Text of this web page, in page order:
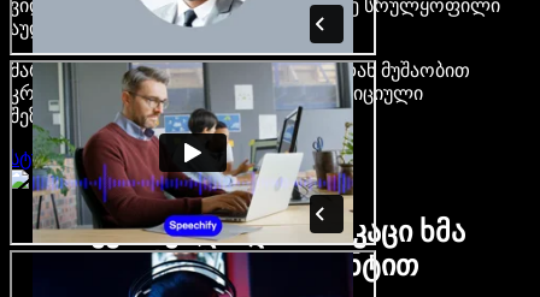
ვიდეო, დააკლონირე შენი ხმა — ააწყე სრულყოფილი
აუდიო-ვიდეო პროექტები.
მარტივი ინტერფეისით და ბრაუზერიდან მუშაობით
კრეატორები თავისუფლდებიან ტრადიციული
შეზღუდვებისგან.
სტუდიის გახსნა
ბევრი ქალი და მამაკაცი ხმა
ნებისმიერი აქცენტით